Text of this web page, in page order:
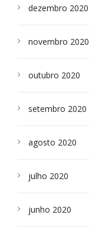
dezembro 2020
novembro 2020
outubro 2020
setembro 2020
agosto 2020
julho 2020
junho 2020